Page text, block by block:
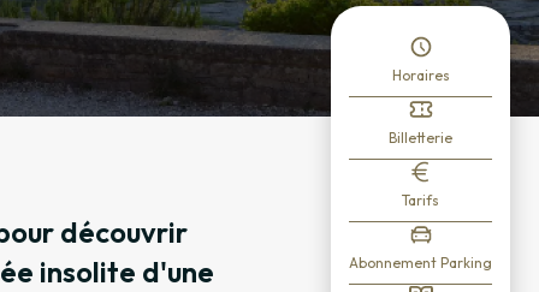
découvrir
insolite d'une
Horaires
Billetterie
Tarifs
Abonnement Parking